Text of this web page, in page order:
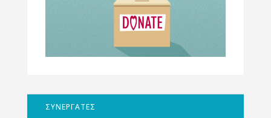
ΣΥΝΕΡΓΑΤΕΣ